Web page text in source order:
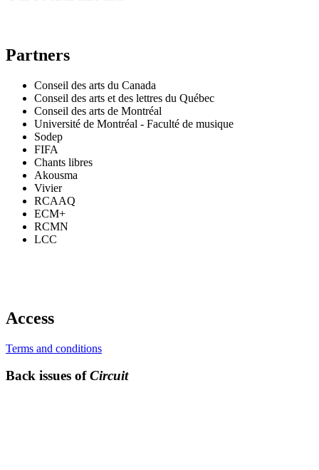
Partners
Conseil des arts du Canada
Conseil des arts et des lettres du Québec
Conseil des arts de Montréal
Université de Montréal - Faculté de musique
Sodep
FIFA
Chants libres
Akousma
Vivier
RCAAQ
ECM+
RCMN
LCC
Access
Terms and conditions
Back issues ofCircuit